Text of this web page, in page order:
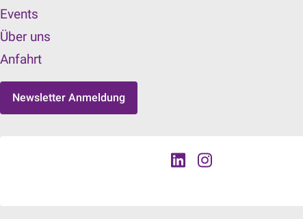
Events
Über uns
Anfahrt
Newsletter Anmeldung